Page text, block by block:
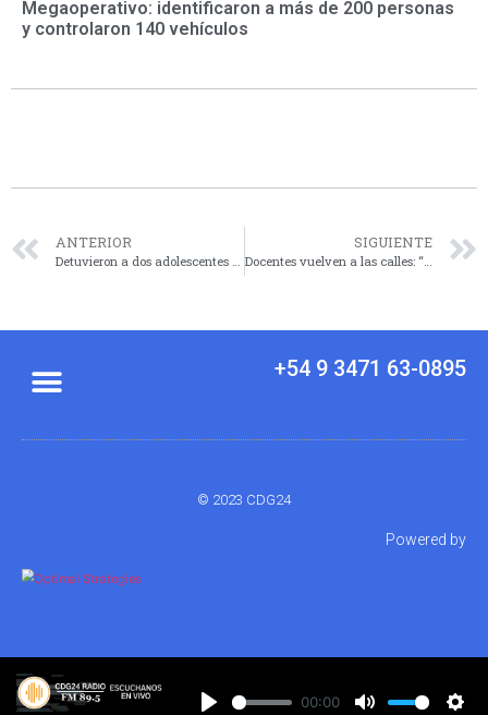
Megaoperativo: identificaron a más de 200 personas
y controlaron 140 vehículos
ANTERIOR
Detuvieron a dos adolescentes con pedido de captura por robo armado e incendio
SIGUIENTE
Docentes vuelven a las calles: “Semaforazo” y “ruidazo” en reclamo de salarios dignos
+54 9 3471 63-0895
© 2023 CDG24
Powered by
00:00